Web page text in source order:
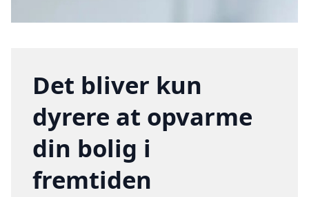
Det bliver kun
dyrere at opvarme
din bolig i
fremtiden